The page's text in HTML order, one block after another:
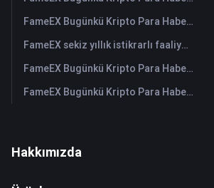
FameEX Bugünkü Kripto Para Haberleri Özeti | 29 Temmuz 2026
FameEX sekiz yıllık istikrarlı faaliyetleri ve küresel büyümesiyle kullanıcı güvenini güçlendiriyor
FameEX Bugünkü Kripto Para Haberleri Özeti | 28 Temmuz 2026
FameEX Bugünkü Kripto Para Haberleri Özeti | 27 Temmuz 2026
Hakkımızda